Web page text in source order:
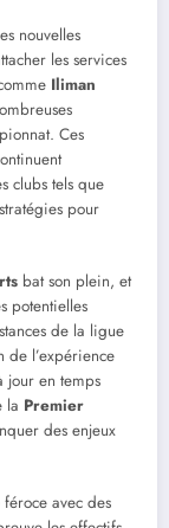
nouvelles
les services
Iliman
Ces
clubs tels que
pour
bat son plein, et
potentielles
de la ligue
de l’expérience
jour en temps
la Premier
des enjeux
avec des